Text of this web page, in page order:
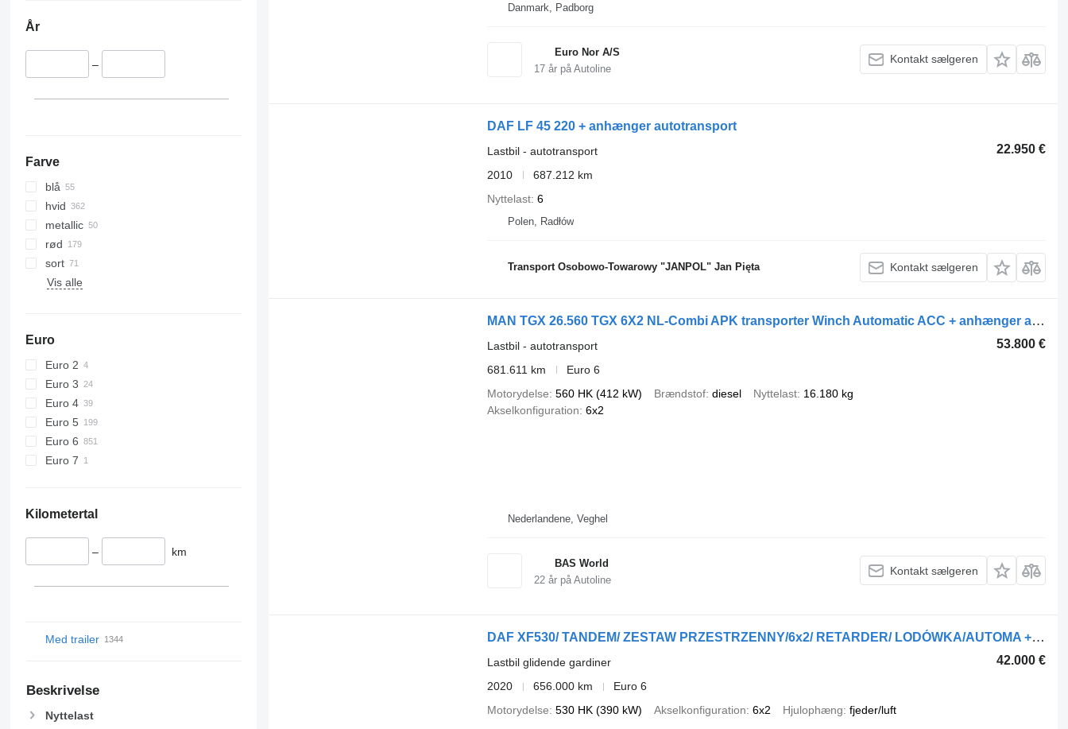
År
–
Farve
blå
hvid
metallic
rød
sort
Vis alle
Euro
Euro 2
Euro 3
Euro 4
Euro 5
Euro 6
Euro 7
Kilometertal
– km
Med trailer
Beskrivelse
Nyttelast
Danmark, Padborg
Euro Nor A/S
17år på Autoline
Kontakt sælgeren
DAF LF 45 220 + anhænger autotransport
22.950 €
Lastbil - autotransport
2010
687.212 km
Nyttelast 6
Polen, Radłów
Transport Osobowo-Towarowy "JANPOL" Jan Pięta Kontakt sælgeren
MAN TGX 26.560 TGX 6X2 NL-Combi APK transporter Winch Automatic ACC + anhænger autotransport
53.800 €
Lastbil - autotransport
681.611 km
Euro 6
Motorydelse 560 HK (412 kW) Brændstof diesel Nyttelast 16.180 kg
Akselkonfiguration 6x2
Nederlandene, Veghel
BAS World
22år på Autoline
Kontakt sælgeren
DAF XF530/ TANDEM/ ZESTAW PRZESTRZENNY/6x2/ RETARDER/ LODÓWKA/AUTOMA + gardintrailer
42.000 €
Lastbil glidende gardiner
2020
656.000 km
Euro 6
Motorydelse 530 HK (390 kW) Akselkonfiguration 6x2 Hjulophæng fjeder/luft